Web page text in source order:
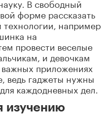
В свободный
форме рассказать
например
на
провести веселые
и девочкам
важных приложениях
ведь гаджеты нужны
каждодневных дел.
изучению